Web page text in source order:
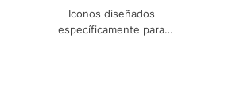
Iconos diseñados
específicamente para